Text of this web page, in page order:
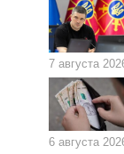
7 августа
6 августа